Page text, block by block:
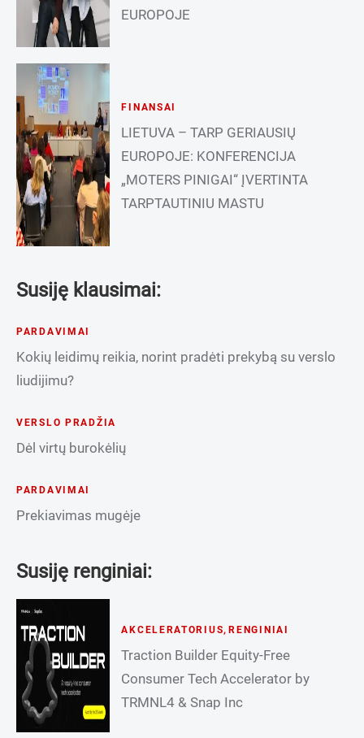
EUROPOJE
FINANSAI
LIETUVA – TARP GERIAUSIŲ
EUROPOJE: KONFERENCIJA
„MOTERS PINIGAI“ ĮVERTINTA
TARPTAUTINIU MASTU
Susiję klausimai:
PARDAVIMAI
Kokių leidimų reikia, norint pradėti prekybą su verslo
liudijimu?
VERSLO PRADŽIA
Dėl virtų burokėlių
PARDAVIMAI
Prekiavimas mugėje
Susiję renginiai:
AKCELERATORIUS, RENGINIAI
Traction Builder Equity-Free
Consumer Tech Accelerator by
TRMNL4 & Snap Inc